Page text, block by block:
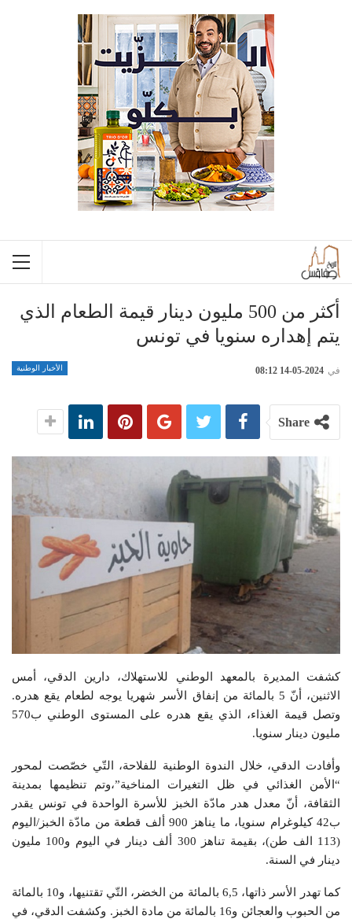
أكثر من 500 مليون دينار قيمة الطعام الذي
يتم إهداره سنويا في تونس
الأخبار الوطنية في 2024-05-14 08:12
Share
كشفت المديرة بالمعهد الوطني للاستهلاك، دارين الدقي، أمس
الاثنين، أنّ 5 بالمائة من إنفاق الأسر شهريا يوجه لطعام يقع هدره.
وتصل قيمة الغذاء، الذي يقع هدره على المستوى الوطني ب570
مليون دينار سنويا.
وأفادت الدقي، خلال الندوة الوطنية للفلاحة، التّي خصّصت لمحور
“الأمن الغذائي في ظل التغيرات المناخية”،وتم تنظيمها بمدينة
الثقافة، أنّ معدل هدر مادّة الخبز للأسرة الواحدة في تونس يقدر
ب42 كيلوغرام سنويا، ما يناهز 900 ألف قطعة من مادّة الخبز/اليوم
(113 الف طن)، بقيمة تناهز 300 ألف دينار في اليوم و100 مليون
دينار في السنة.
كما تهدر الأسر ذاتها، 6,5 بالمائة من الخضر، التّي تقتنيها، و10 بالمائة
من الحبوب والعجائن و16 بالمائة من مادة الخبز. وكشفت الدقي، في